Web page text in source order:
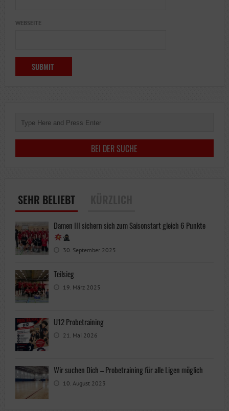
WEBSEITE
SEHR BELIEBT
Damen III sichern sich zum Saisonstart gleich 6 Punkte
30. September 2025
Teilsieg
19. März 2025
U12 Probetraining
21. Mai 2026
Wir suchen Dich – Probetraining für alle Ligen möglich
10. August 2023